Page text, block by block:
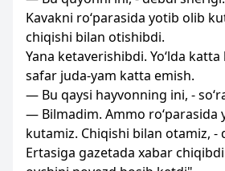
Kavakni ro‘parasida yotib olib
chiqishi bilan otishibdi.
Yana ketaverishibdi. Yo‘lda
safar juda-yam katta emish.
— Bu qaysi hayvonning ini, -
— Bilmadim. Ammo ro‘parasida
kutamiz. Chiqishi bilan otamiz, -
Ertasiga gazetada xabar